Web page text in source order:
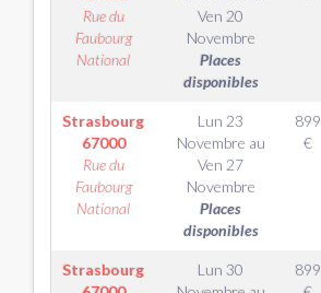
Rue du
Faubourg
National
Ven 20
Novembre
Places
disponibles
Strasbourg
67000
Rue du
Faubourg
National
Lun 23
Novembre au
Ven 27
Novembre
Places
disponibles
899
€
Strasbourg
Lun 30
899